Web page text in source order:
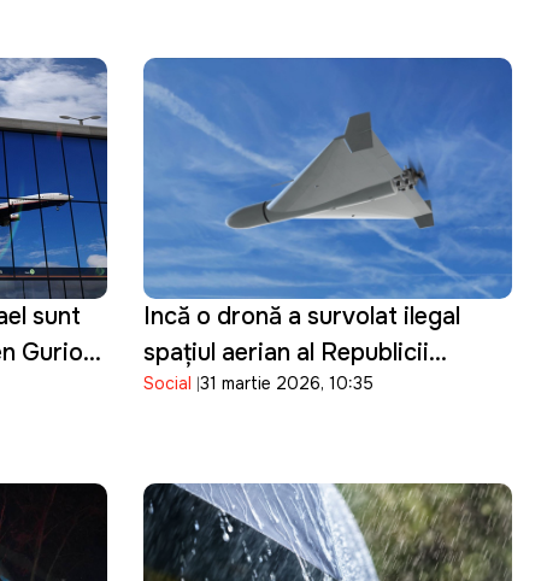
sunt
Gurion
Incă o dronă a survolat ilegal
spațiul aerian al Republicii
Moldova
Social 31 martie 2026, 10:35